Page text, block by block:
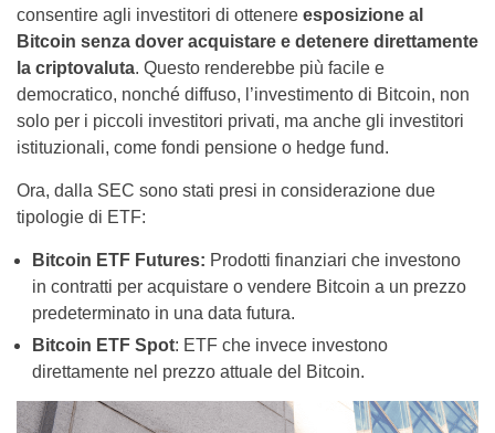
consentire agli investitori di ottenere esposizione al
Bitcoin senza dover acquistare e detenere direttamente
la criptovaluta. Questo renderebbe più facile e
democratico, nonché diffuso, l’investimento di Bitcoin, non
solo per i piccoli investitori privati, ma anche gli investitori
istituzionali, come fondi pensione o hedge fund.
Ora, dalla SEC sono stati presi in considerazione due
tipologie di ETF:
Bitcoin ETF Futures: Prodotti finanziari che investono
in contratti per acquistare o vendere Bitcoin a un prezzo
predeterminato in una data futura.
Bitcoin ETF Spot: ETF che invece investono
direttamente nel prezzo attuale del Bitcoin.